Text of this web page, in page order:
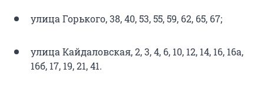
улица Горького, 38, 40, 53, 55, 59, 62, 65, 67;
улица Кайдаловская, 2, 3, 4, 6, 10, 12, 14, 16, 16а,
16б, 17, 19, 21, 41.